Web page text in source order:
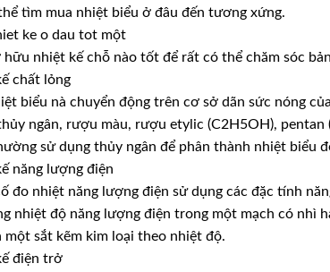
tìm mua nhiệt biểu ở đâu đến tương xứng.
ke o dau tot một
hữu nhiệt kế chỗ nào tốt để rất có thể chăm sóc
chất lỏng
biểu nà chuyển động trên cơ sở dãn sức nóng
ngân, rượu màu, rượu etylic (C2H5OH),
sử dụng thủy ngân để phân thành nhiệt biểu
năng lượng điện
đo nhiệt năng lượng điện sử dụng các đặc tính
nhiệt độ năng lượng điện trong một mạch có nhì
một sắt kẽm kim loại theo nhiệt độ.
điện trở